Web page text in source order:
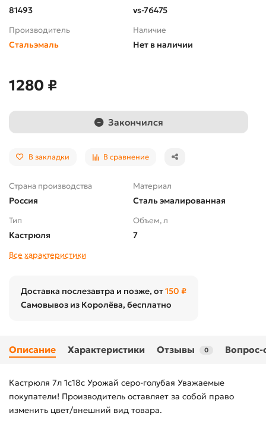
81493 vs-76475
Производитель
Стальэмаль
Наличие
Нет в наличии
1280 ₽
Закончился
В закладки В сравнение
Страна производства
Россия
Материал
Сталь эмалированная
Тип
Кастрюля
Объем, л
7
Все характеристики
Доставка послезавтра и позже, от150 ₽
Самовывоз из Королёва, бесплатно
Описание Характеристики Отзывы 0 Вопрос-
Кастрюля 7л 1с18с Урожай серо-голубая Уважаемые
покупатели! Производитель оставляет за собой право
изменить цвет/внешний вид товара.